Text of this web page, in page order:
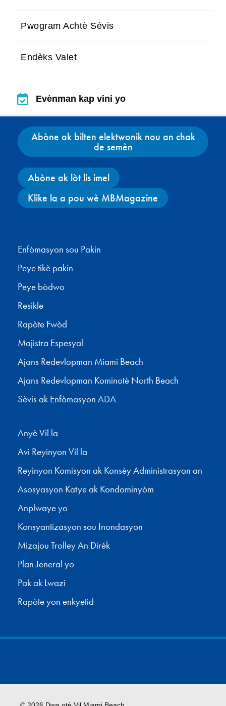
Pwogram Achtè Sèvis
Endèks Valet
Evènman kap vini yo
Evènman kap vini yo
Abòne ak bilten elektwonik nou an chak
de semèn
Abòne ak lòt lis imel
Klike la a pou wè MBMagazine
Enfòmasyon sou Pakin
Peye tikè pakin
Peye bòdwo
Resikle
Rapòte Fwòd
Majistra Espesyal
Ajans Redevlopman Miami Beach
Ajans Redevlopman Kominotè North Beach
Sèvis ak Enfòmasyon ADA
Anyè Vil la
Avi Reyinyon Vil la
Reyinyon Komisyon ak Konsèy Administrasyon an
Asosyasyon Katye ak Kondominyòm
Anplwaye yo
Konsyantizasyon sou Inondasyon
Mizajou Trolley An Dirèk
Plan Jeneral yo
Pak ak Lwazi
Rapòte yon enkyetid